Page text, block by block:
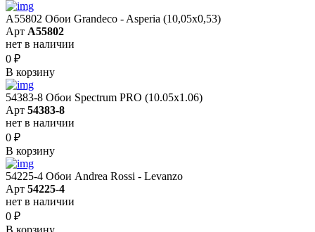
A55802 Обои Grandeco - Asperia (10,05х0,53)
Арт A55802
нет в наличии
0 ₽
В корзину
54383-8 Обои Spectrum PRO (10.05х1.06)
Арт 54383-8
нет в наличии
0 ₽
В корзину
54225-4 Обои Andrea Rossi - Levanzo
Арт 54225-4
нет в наличии
0 ₽
В корзину